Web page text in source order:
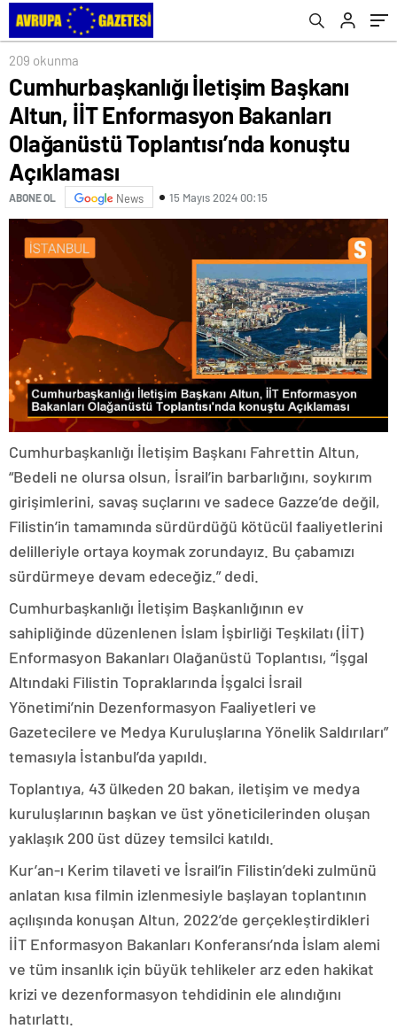
Toplantısı’nda konuştu Açıklaması
209 okunma
Cumhurbaşkanlığı İletişim Başkanı
Altun, İİT Enformasyon Bakanları
Olağanüstü Toplantısı’nda konuştu
Açıklaması
ABONE OL News 15 Mayıs 2024 00:15
Cumhurbaşkanlığı İletişim Başkanı Fahrettin Altun,
“Bedeli ne olursa olsun, İsrail’in barbarlığını, soykırım
girişimlerini, savaş suçlarını ve sadece Gazze’de değil,
Filistin’in tamamında sürdürdüğü kötücül faaliyetlerini
delilleriyle ortaya koymak zorundayız. Bu çabamızı
sürdürmeye devam edeceğiz.” dedi.
Cumhurbaşkanlığı İletişim Başkanlığının ev
sahipliğinde düzenlenen İslam İşbirliği Teşkilatı (İİT)
Enformasyon Bakanları Olağanüstü Toplantısı, “İşgal
Altındaki Filistin Topraklarında İşgalci İsrail
Yönetimi’nin Dezenformasyon Faaliyetleri ve
Gazetecilere ve Medya Kuruluşlarına Yönelik Saldırıları”
temasıyla İstanbul’da yapıldı.
Toplantıya, 43 ülkeden 20 bakan, iletişim ve medya
kuruluşlarının başkan ve üst yöneticilerinden oluşan
yaklaşık 200 üst düzey temsilci katıldı.
Kur’an-ı Kerim tilaveti ve İsrail’in Filistin’deki zulmünü
anlatan kısa filmin izlenmesiyle başlayan toplantının
açılışında konuşan Altun, 2022’de gerçekleştirdikleri
İİT Enformasyon Bakanları Konferansı’nda İslam alemi
ve tüm insanlık için büyük tehlikeler arz eden hakikat
krizi ve dezenformasyon tehdidinin ele alındığını
hatırlattı.